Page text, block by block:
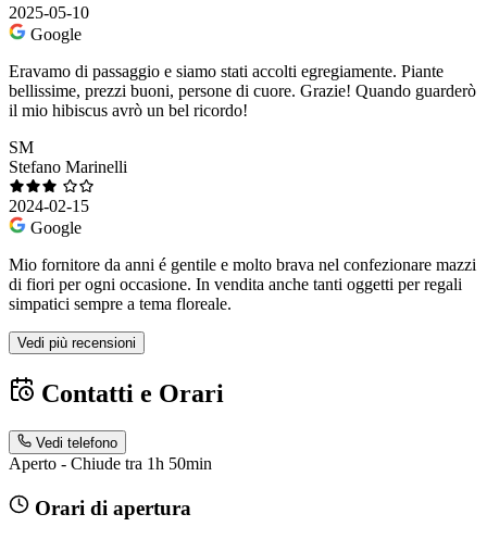
2025-05-10
Google
Eravamo di passaggio e siamo stati accolti egregiamente. Piante
bellissime, prezzi buoni, persone di cuore. Grazie! Quando guarderò
il mio hibiscus avrò un bel ricordo!
SM
Stefano Marinelli
2024-02-15
Google
Mio fornitore da anni é gentile e molto brava nel confezionare mazzi
di fiori per ogni occasione. In vendita anche tanti oggetti per regali
simpatici sempre a tema floreale.
Vedi più recensioni
Contatti e Orari
Vedi telefono
Aperto - Chiude tra 1h 50min
Orari di apertura